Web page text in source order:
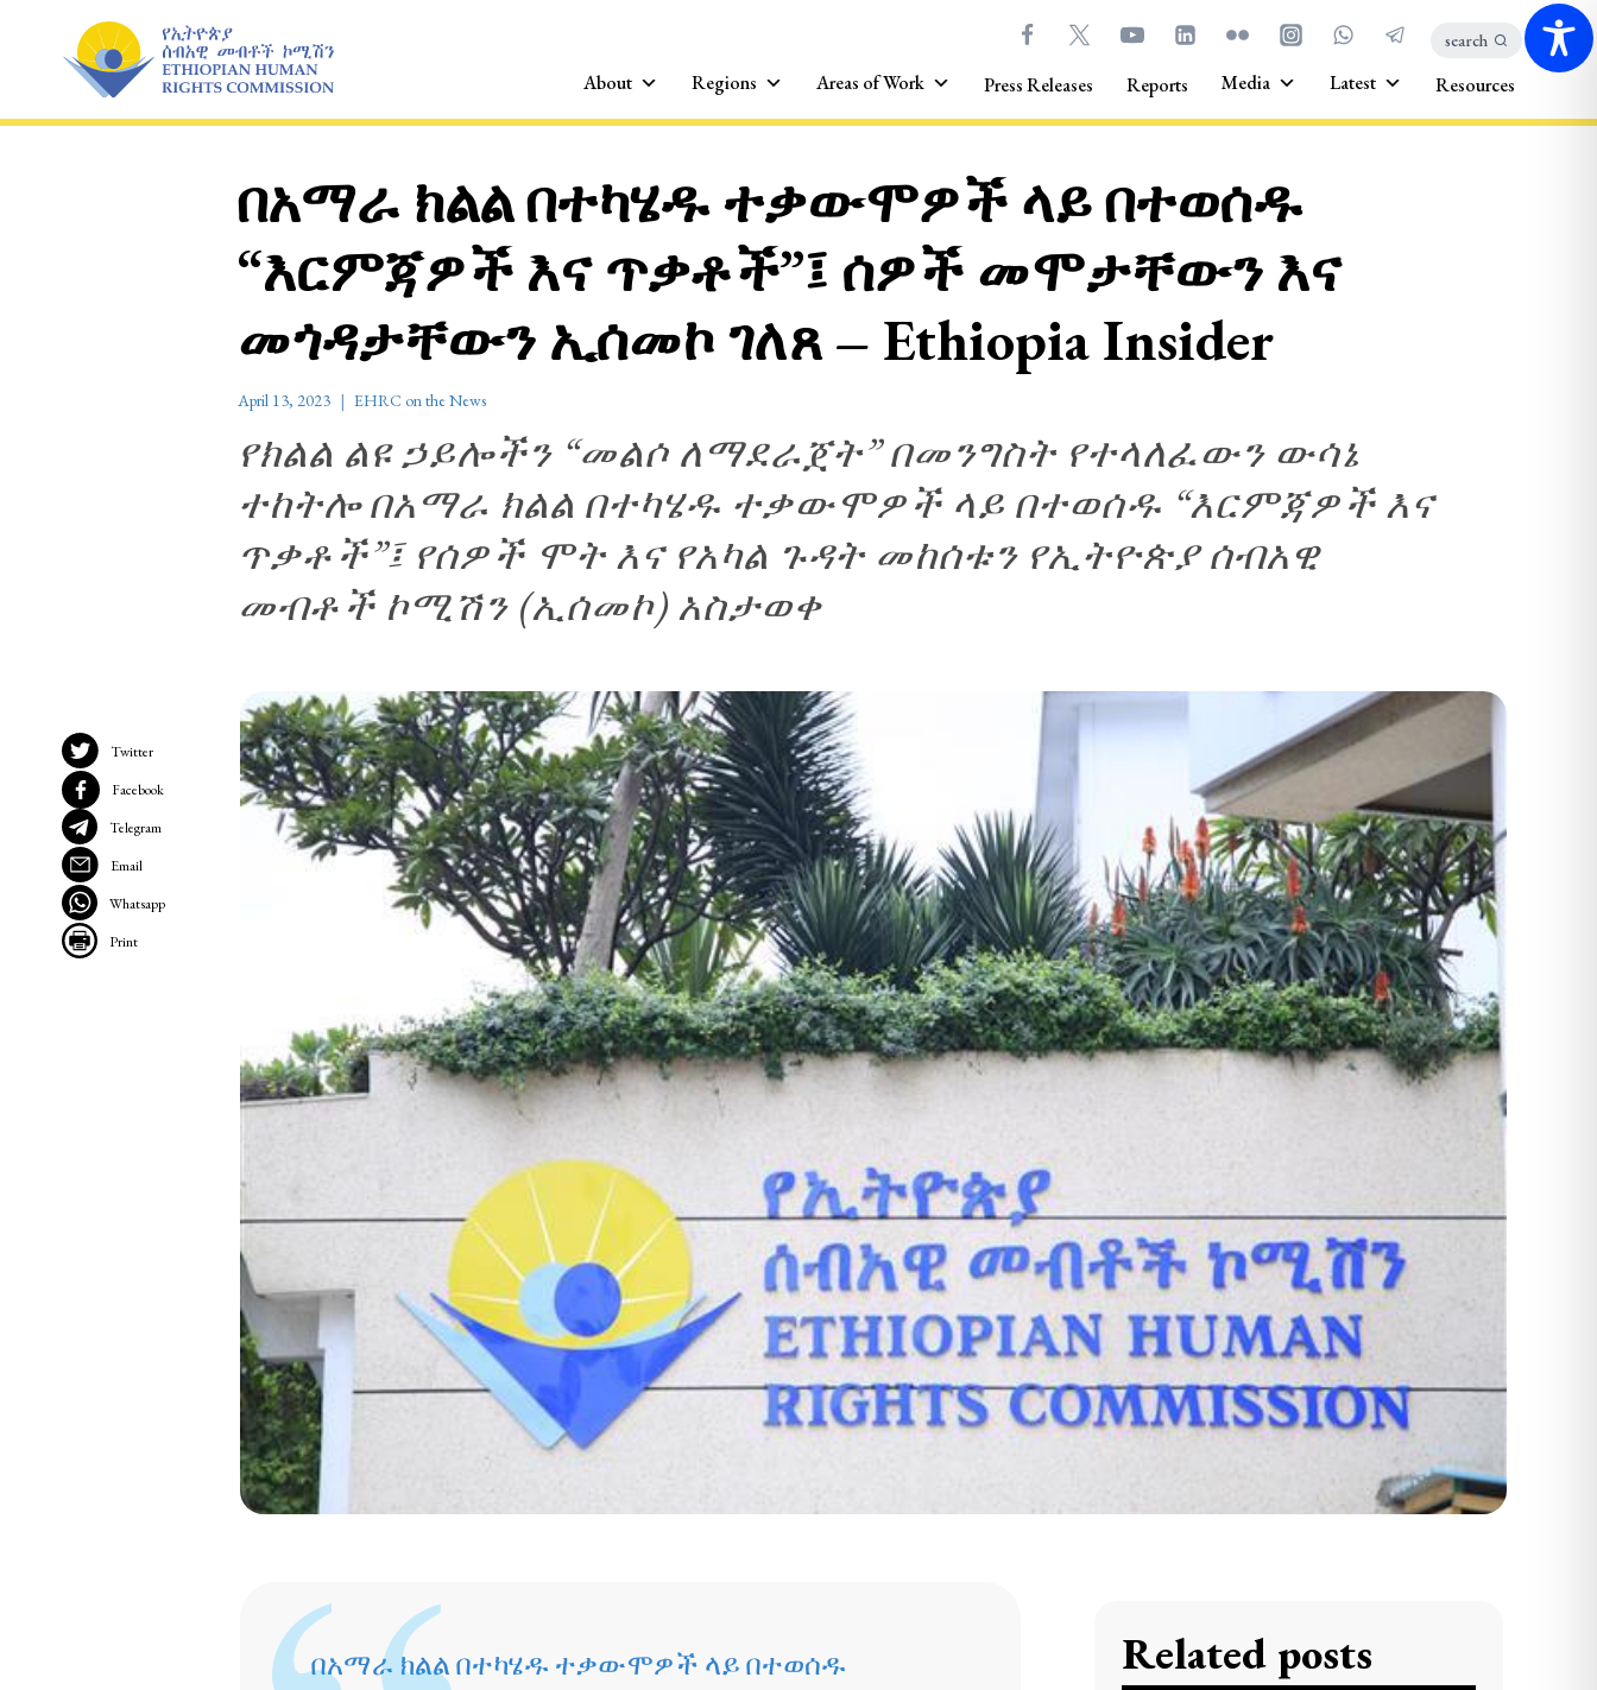
content
search
About Regions Areas of Work Press Releases Reports Media Latest Resources
በአማራ ክልል በተካሄዱ ተቃውሞዎች ላይ በተወሰዱ
“እርምጃዎች እና ጥቃቶች”፤ ሰዎች መሞታቸውን እና
መጎዳታቸውን ኢሰመኮ ገለጸ – Ethiopia Insider
April 13, 2023 EHRC on the News
የክልል ልዩ ኃይሎችን “መልሶ ለማደራጀት” በመንግስት የተላለፈውን ውሳኔ
ተከትሎ በአማራ ክልል በተካሄዱ ተቃውሞዎች ላይ በተወሰዱ “እርምጃዎች እና
ጥቃቶች”፤ የሰዎች ሞት እና የአካል ጉዳት መከሰቱን የኢትዮጵያ ሰብአዊ
መብቶች ኮሚሽን (ኢሰመኮ) አስታወቀ
Twitter
Facebook
Telegram
Email
Whatsapp
Print
በአማራ ክልል በተካሄዱ ተቃውሞዎች ላይ በተወሰዱ
Related posts